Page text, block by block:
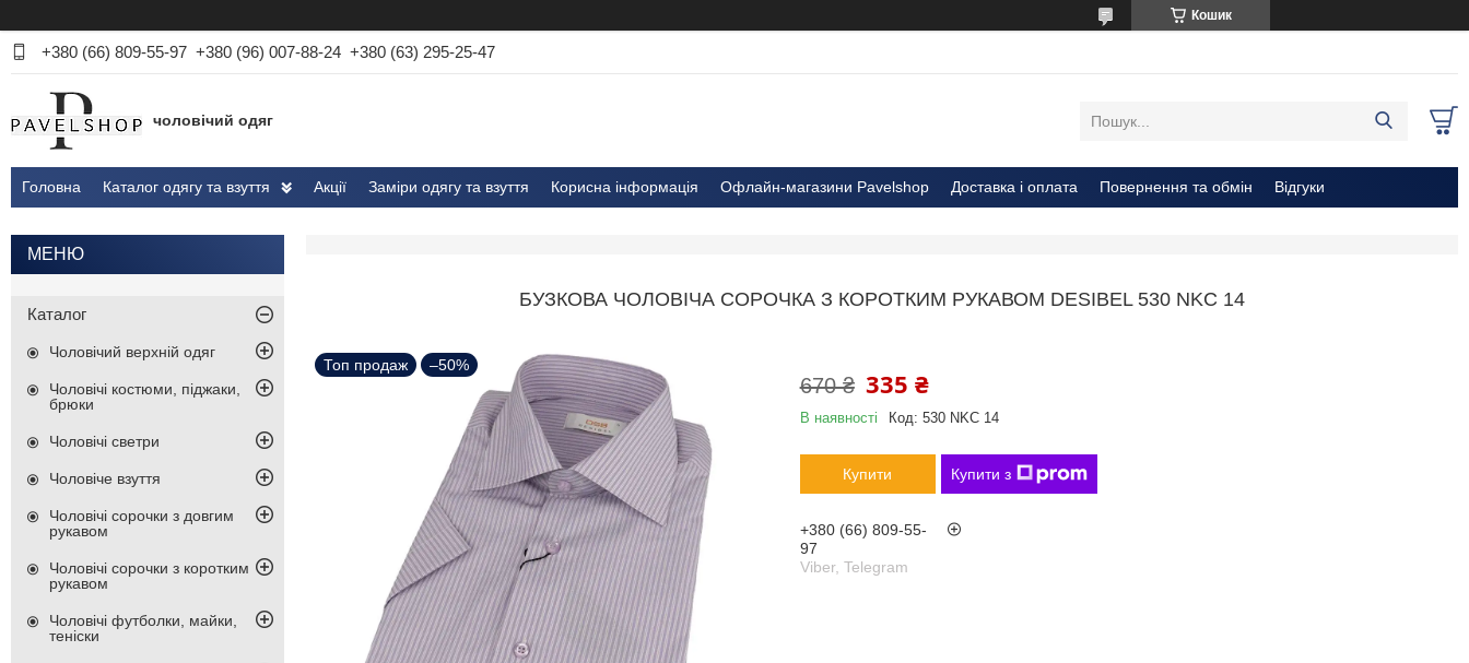
Кошик
+380 (66) 809-55-97 +380 (96) 007-88-24 +380 (63) 295-25-47
чоловічий одяг
Головна Каталог одягу та взуття Акції Заміри одягу та взуття Корисна інформація Офлайн-магазини Pavelshop Доставка і оплата Повернення та обмін Відгуки
БУЗКОВА ЧОЛОВІЧА СОРОЧКА З КОРОТКИМ РУКАВОМ DESIBEL 530 NKC 14
Топ продаж –50%
670 ₴ 335 ₴
В наявності Код: 530 NKC 14
Купити Купити з
+380 (66) 809-55-
97
Viber, Telegram
Каталог
Чоловічий верхній одяг
Чоловічі костюми, піджаки,
брюки
Чоловічі светри
Чоловіче взуття
Чоловічі сорочки з довгим
рукавом
Чоловічі сорочки з коротким
рукавом
Чоловічі футболки, майки,
теніски